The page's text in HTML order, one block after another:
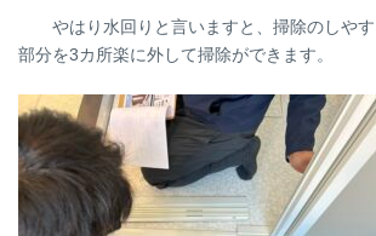
やはり水回りと言いますと、掃除のしやす
部分を3カ所楽に外して掃除ができます。